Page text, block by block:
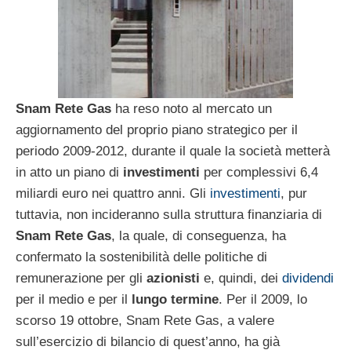
Snam Rete Gas ha reso noto al mercato un
aggiornamento del proprio piano strategico per il
periodo 2009-2012, durante il quale la società metterà
in atto un piano di investimenti per complessivi 6,4
miliardi euro nei quattro anni. Gli investimenti, pur
tuttavia, non incideranno sulla struttura finanziaria di
Snam Rete Gas, la quale, di conseguenza, ha
confermato la sostenibilità delle politiche di
remunerazione per gli azionisti e, quindi, dei dividendi
per il medio e per il lungo termine. Per il 2009, lo
scorso 19 ottobre, Snam Rete Gas, a valere
sull’esercizio di bilancio di quest’anno, ha già